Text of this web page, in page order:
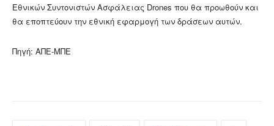
Εθνικών Συντονιστών Ασφάλειας Drones που θα προωθούν και
θα εποπτεύουν την εθνική εφαρμογή των δράσεων αυτών.
Πηγή: ΑΠΕ-ΜΠΕ